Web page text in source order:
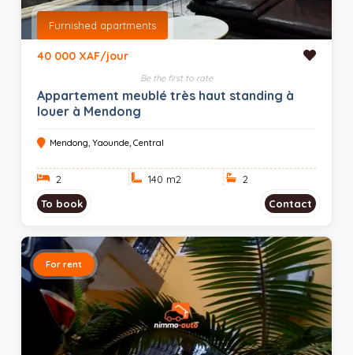
Furnished apartments
40 000 XAF/jour
Be the first to rate
Appartement meublé très haut standing à
louer à Mendong
Mendong, Yaounde, Central
2 140 m2
2
To book
Contact
For rent